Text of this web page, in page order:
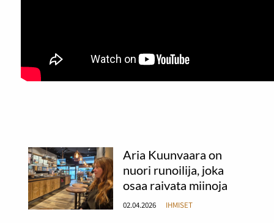
Aria Kuunvaara on
nuori runoilija, joka
osaa raivata miinoja
02.04.2026 IHMISET